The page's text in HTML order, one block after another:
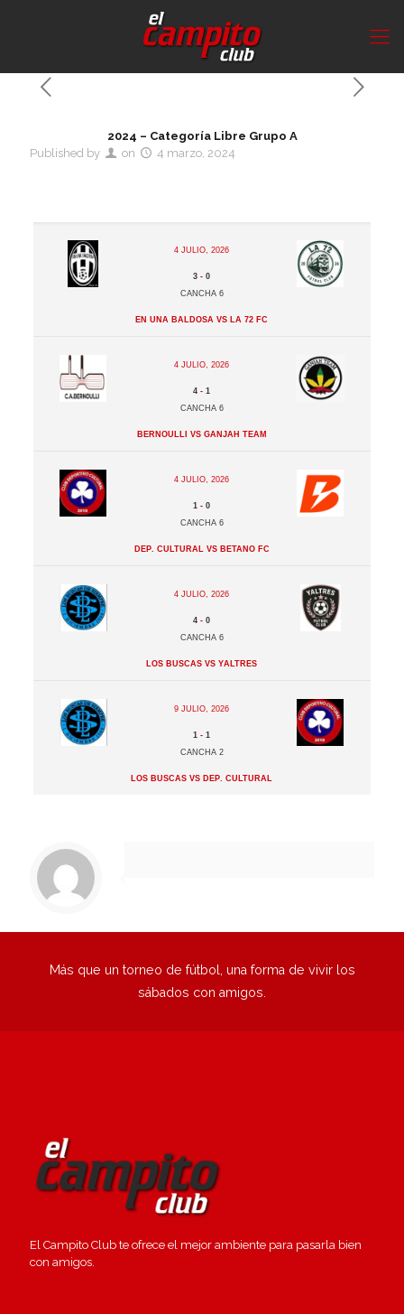
2024 – Categoría Libre Grupo A
Published by
on 4 marzo, 2024
4 julio, 2026
3 -0
Cancha 6
En Una Baldosa vs La 72 FC
4 julio, 2026
4 -1
Cancha 6
Bernoulli vs Ganjah Team
4 julio, 2026
1 -0
Cancha 6
Dep. Cultural vs Betano FC
4 julio, 2026
4 -0
Cancha 6
Los Buscas vs Yaltres
9 julio, 2026
1 -1
Cancha 2
Los Buscas vs Dep. Cultural
Más que un torneo de fútbol, una forma de vivir los
sábados con amigos.
El Campito Club te ofrece el mejor ambiente para pasarla bien
con amigos.